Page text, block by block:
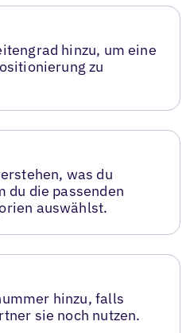
hinzu, um eine
zu
was du
du die passenden
auswählst.
hinzu, falls
sie noch nutzen.